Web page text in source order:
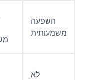
השפעה
משמעותית
לֹא